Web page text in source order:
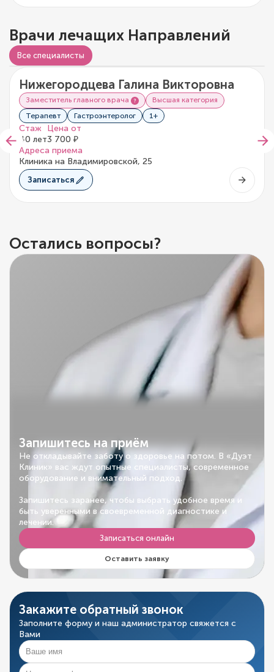
Врачи лечащих Направлений
Все специалисты
0/5
0 отзывов
Видео о враче
Нижегородцева Галина Викторовна
Заместитель главного врача
Высшая категория
Терапевт
Гастроэнтеролог 1+
Стаж
40 лет
Цена от
3 700 ₽
Адреса приема
Клиника на Владимировской, 25
Записаться
Остались вопросы?
Запишитесь на приём
Не откладывайте заботу о здоровье на потом. В «Дуэт
Клиник» вас ждут опытные специалисты, современное
оборудование и внимательный подход.
Запишитесь заранее, чтобы выбрать удобное время и
быть уверенными в своевременной диагностике и
лечении.
Записаться онлайн
Оставить заявку
Закажите обратный звонок
Заполните форму и наш администратор свяжется с
Вами